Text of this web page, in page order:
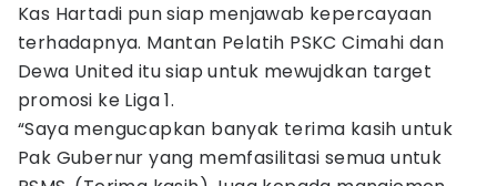
Kas Hartadi pun siap menjawab kepercayaan
terhadapnya. Mantan Pelatih PSKC Cimahi dan
Dewa United itu siap untuk mewujdkan target
promosi ke Liga 1.
“Saya mengucapkan banyak terima kasih untuk
Pak Gubernur yang memfasilitasi semua untuk